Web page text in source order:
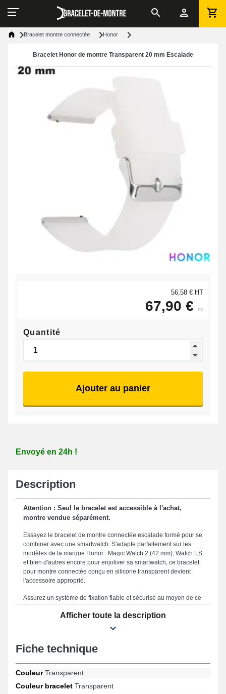
Bracelet montre connectée Honor
Bracelet Honor de montre Transparent 20 mm Escalade
56,58 € HT
67,90 € ttc
Quantité
Ajouter au panier
Envoyé en 24h !
Description
Attention : Seul le bracelet est accessible à l'achat,
montre vendue séparément.
Essayez le bracelet de montre connectée escalade formé pour se
combiner avec une smartwatch. S'adapte parfaitement sur les
modèles de la marque Honor : Magic Watch 2 (42 mm), Watch ES
et bien d'autres encore pour enjoliver sa smartwatch, ce bracelet
pour montre connectée conçu en silicone transparent devient
l'accessoire approprié.
Assurez un système de fixation fiable et sécurisé au moyen de ce
fabrication soignée. Le bracelet pour montre 20 mm est un
accessoire adapté à vos exigences de confort et d'élégance
harmonieuse au moyen de sa taille de 20 mm. Ce bracelet de
smartwatch brille avec son endurance, représentant une option
optimale en vue de remplacer un accessoire fatigué ou
endommagé et perfectionner l'utilisation de votre montre.
satisfaire les envies des passionnés de mode, la teinte
Afficher toute la description
Fiche technique
CouleurTransparent
Couleur bracelet Transparent